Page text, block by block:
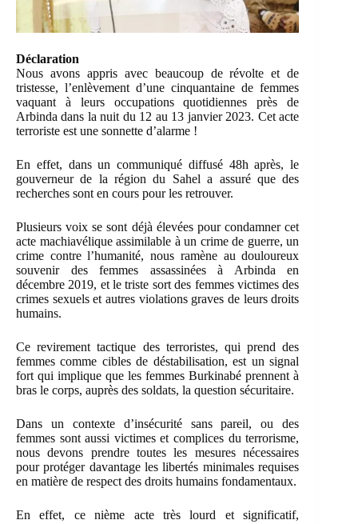
Déclaration
Nous avons appris avec beaucoup de révolte et de
tristesse, l’enlèvement d’une cinquantaine de femmes
vaquant à leurs occupations quotidiennes près de
Arbinda dans la nuit du 12 au 13 janvier 2023. Cet acte
terroriste est une sonnette d’alarme !
En effet, dans un communiqué diffusé 48h après, le
gouverneur de la région du Sahel a assuré que des
recherches sont en cours pour les retrouver.
Plusieurs voix se sont déjà élevées pour condamner cet
acte machiavélique assimilable à un crime de guerre, un
crime contre l’humanité, nous ramène au douloureux
souvenir des femmes assassinées à Arbinda en
décembre 2019, et le triste sort des femmes victimes des
crimes sexuels et autres violations graves de leurs droits
humains.
Ce revirement tactique des terroristes, qui prend des
femmes comme cibles de déstabilisation, est un signal
fort qui implique que les femmes Burkinabé prennent à
bras le corps, auprès des soldats, la question sécuritaire.
Dans un contexte d’insécurité sans pareil, ou des
femmes sont aussi victimes et complices du terrorisme,
nous devons prendre toutes les mesures nécessaires
pour protéger davantage les libertés minimales requises
en matière de respect des droits humains fondamentaux.
En effet, ce nième acte très lourd et significatif,